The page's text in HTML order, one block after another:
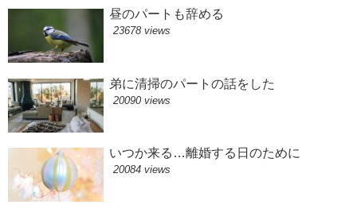
昼のパートも辞める
23678 views
弟に清掃のパートの話をした
20090 views
いつか来る…離婚する日のために
20084 views